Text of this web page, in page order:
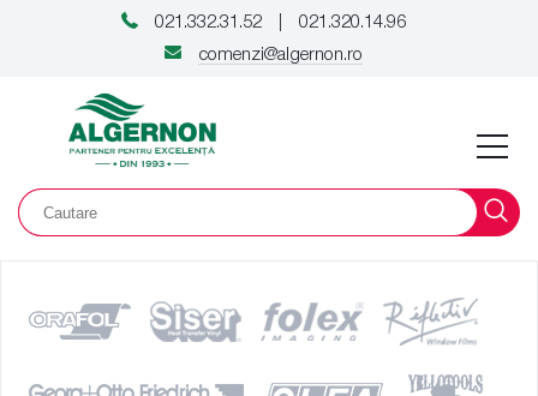
021.332.31.52
021.320.14.96
comenzi@algernon.ro